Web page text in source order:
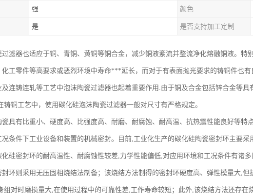
强 颜色
是 是否支持加工定制
过滤器也适应于铜、青铜、黄铜等铜合金，减少铜液紊流并整流净化熔融铜液。特
化工零件等高要求或恶烈环境中寿命***延长，而对于有表面抛光要求的铸铜件也
及连铸连轧等工艺中泡沫陶瓷过滤器也起着重要作用.由于铜及合金包括锌合金等
铸铜工艺中，使用碳化硅泡沫陶瓷过滤器一般对尺寸有严格规定。
瓷具有比重小、硬度高、比强度高、耐磨、耐腐蚀、耐高温、抗热震性能良好等特
况条件下工业设备和装置的机械密封。目前,工业化生产的碳化硅陶瓷密封环主要
化硅密封环的耐高温性、耐腐蚀性较差,力学性能偏低,对应用环境和工况条件有诸
封环则采用无压固相烧结法制备；该烧结方法制得的密封环硬度高、弹性模量大,
组对时磨损量大,在使用过程中的可靠性差,工作寿命较短；此外,该烧结方法还存